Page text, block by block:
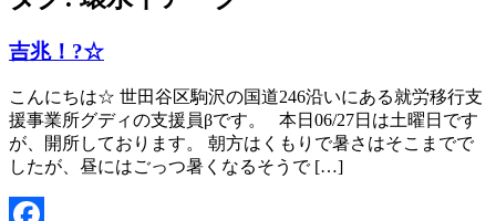
吉兆！?☆
こんにちは☆ 世田谷区駒沢の国道246沿いにある就労移行支
援事業所グディの支援員βです。 本日06/27日は土曜日です
が、開所しております。 朝方はくもりで暑さはそこまでで
したが、昼にはごっつ暑くなるそうで […]